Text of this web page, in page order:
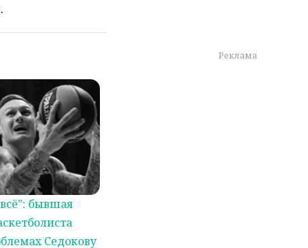
бывшая
Седокову